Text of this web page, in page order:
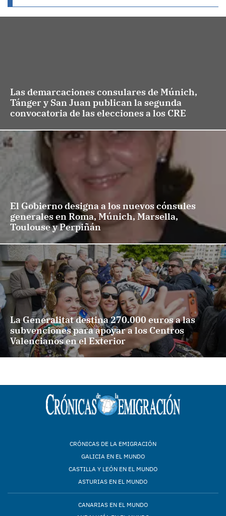
Las demarcaciones consulares de Múnich,
Tánger y San Juan publican la segunda
convocatoria de las elecciones a los CRE
El Gobierno designa a los nuevos cónsules
generales en Roma, Múnich, Marsella,
Toulouse y Perpiñán
La Generalitat destina 270.000 euros a las
subvenciones para apoyar a los Centros
Valencianos en el Exterior
CRÓNICAS DE LA EMIGRACIÓN
GALICIA EN EL MUNDO
CASTILLA Y LEÓN EN EL MUNDO
ASTURIAS EN EL MUNDO
CANARIAS EN EL MUNDO